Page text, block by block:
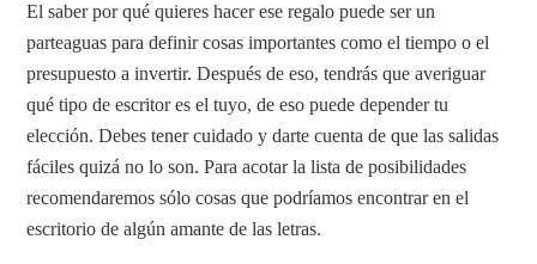
El saber por qué quieres hacer ese regalo puede ser un
parteaguas para definir cosas importantes como el tiempo o el
presupuesto a invertir. Después de eso, tendrás que averiguar
qué tipo de escritor es el tuyo, de eso puede depender tu
elección. Debes tener cuidado y darte cuenta de que las salidas
fáciles quizá no lo son. Para acotar la lista de posibilidades
recomendaremos sólo cosas que podríamos encontrar en el
escritorio de algún amante de las letras.